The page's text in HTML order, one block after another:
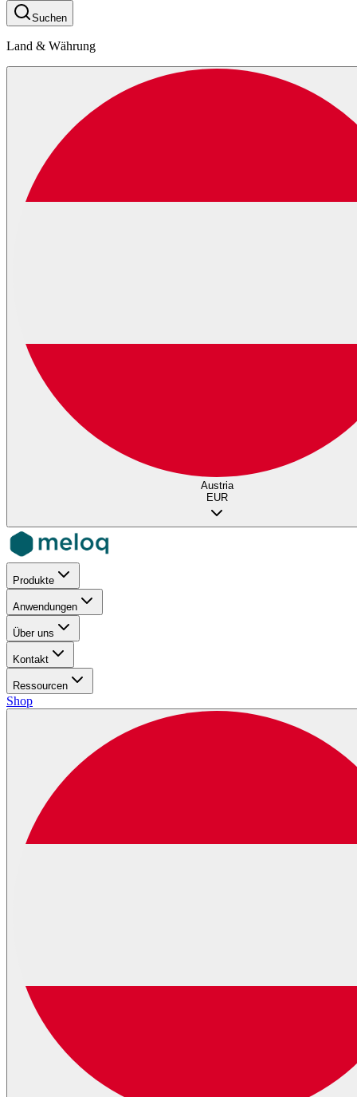
Suchen
Land & Währung
Austria
EUR
Produkte
Anwendungen
Über uns
Kontakt
Ressourcen
Shop